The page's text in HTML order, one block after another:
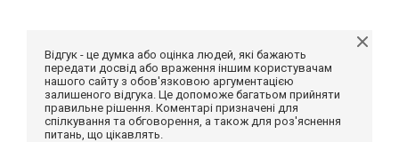
Відгук - це думка або оцінка людей, які бажають
передати досвід або враження іншим користувачам
нашого сайту з обов'язковою аргументацією
залишеного відгука. Це допоможе багатьом прийняти
правильне рішення. Коментарі призначені для
спілкування та обговорення, а також для роз'яснення
питань, що цікавлять.